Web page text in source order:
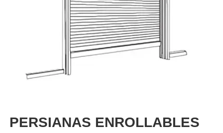
PERSIANAS ENROLLABLES